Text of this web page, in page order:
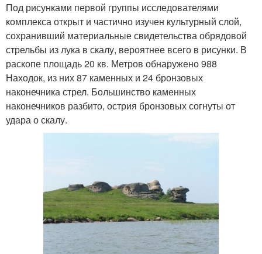
Под рисунками первой группы исследователями
комплекса открыт и частично изучен культурный слой,
сохранивший материальные свидетельства обрядовой
стрельбы из лука в скалу, вероятнее всего в рисунки. В
раскопе площадь 20 кв. Метров обнаружено 988
Находок, из них 87 каменных и 24 бронзовых
наконечника стрел. Большинство каменных
наконечников разбито, острия бронзовых согнуты от
удара о скалу.